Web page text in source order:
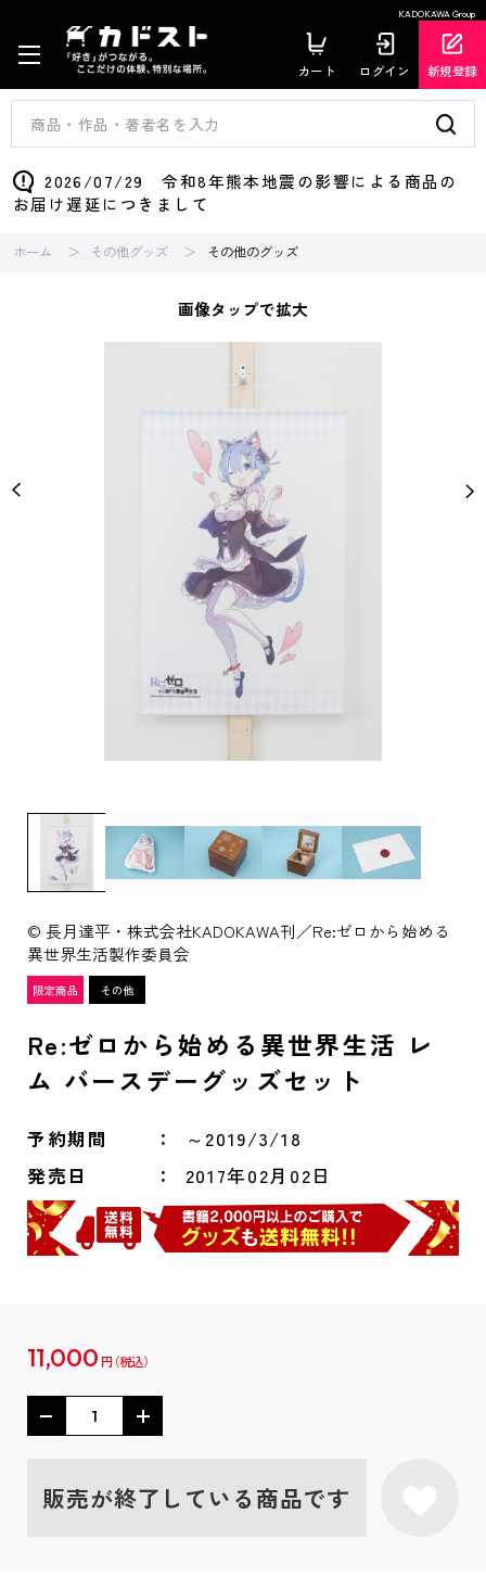
KADOKAWA Group
カート ログイン 新規登録
2026/07/29 令和8年熊本地震の影響による商品の
お届け遅延につきまして
ホーム その他グッズ その他のグッズ
画像タップで拡大
© 長月達平・株式会社KADOKAWA刊／Re:ゼロから始める
異世界生活製作委員会
Re:ゼロから始める異世界生活 レ
ム バースデーグッズセット
予約期間
～2019/3/18
発売日
2017年02月02日
11,000 円
販売が終了している商品です